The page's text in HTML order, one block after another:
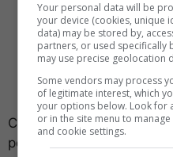
Come abbiamo
per mancata
Your personal data will be
your device (cookies, unique
data) may be stored by,
partners, or used specifically
may use precise geolocation
Some vendors may process
of legitimate interest, which
your options below. Look for
or in the site menu to
and cookie settings.